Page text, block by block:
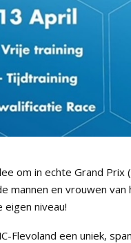
om in echte Grand
mannen en vrouwen
eigen niveau!
Flevoland een uniek,